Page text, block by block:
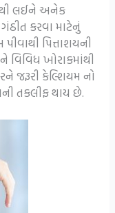
થી લઈને અનેક
કરવા માટેનું
પિત્તાશયની
ખોરાકમાંથી
જરૂરી કેલ્શિયમ નો
તકલીફ થાય છે.